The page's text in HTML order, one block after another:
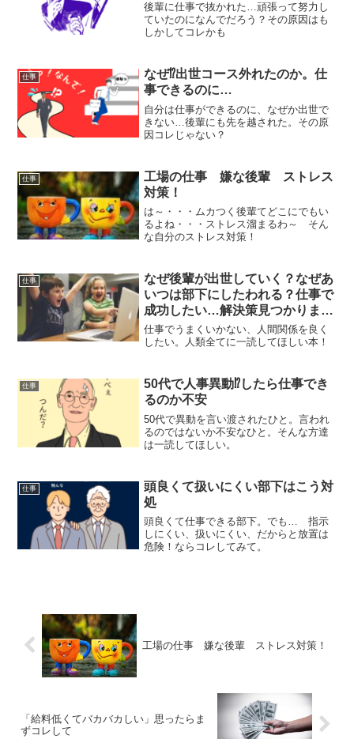
後輩に仕事で抜かれた…頑張って努力し
ていたのになんでだろう？その原因はも
しかしてコレかも
仕事
なぜ⁉出世コース外れたのか。仕
事できるのに…
自分は仕事ができるのに、なぜか出世で
きない…後輩にも先を越された。その原
因コレじゃない？
仕事
工場の仕事 嫌な後輩 ストレス
対策！
は～・・・ムカつく後輩てどこにでもい
るよね・・・ストレス溜まるわ～ そん
な自分のストレス対策！
仕事
なぜ後輩が出世していく？なぜあ
いつは部下にしたわれる？仕事で
成功したい…解決策見つかりまし
た
仕事でうまくいかない、人間関係を良く
したい。人類全てに一読してほしい本！
仕事
50代で人事異動⁉したら仕事でき
るのか不安
50代で異動を言い渡されたひと。言われ
るのではないか不安なひと。そんな方達
は一読してほしい。
仕事
頭良くて扱いにくい部下はこう対
処
頭良くて仕事できる部下。でも… 指示
しにくい、扱いにくい、だからと放置は
危険！ならコレしてみて。
工場の仕事 嫌な後輩 ストレス対策！
「給料低くてバカバカしい」思ったらま
ずコレして